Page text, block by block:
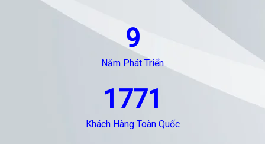
9
Năm Phát Triển
1771
Khách Hàng Toàn Quốc